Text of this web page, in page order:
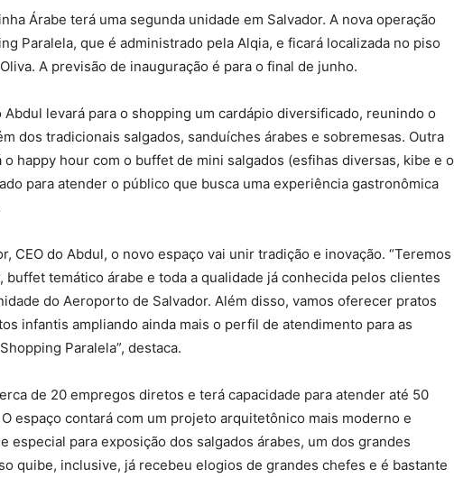
Árabe terá uma segunda unidade em Salvador. A nova operação
Paralela, que é administrado pela Alqia, e ficará localizada no piso
A previsão de inauguração é para o final de junho.
levará para o shopping um cardápio diversificado, reunindo o
dos tradicionais salgados, sanduíches árabes e sobremesas. Outra
happy hour com o buffet de mini salgados (esfihas diversas, kibe e o
para atender o público que busca uma experiência gastronômica
CEO do Abdul, o novo espaço vai unir tradição e inovação. “Teremos
buffet temático árabe e toda a qualidade já conhecida pelos clientes
do Aeroporto de Salvador. Além disso, vamos oferecer pratos
infantis ampliando ainda mais o perfil de atendimento para as
Paralela”, destaca.
de 20 empregos diretos e terá capacidade para atender até 50
espaço contará com um projeto arquitetônico mais moderno e
especial para exposição dos salgados árabes, um dos grandes
quibe, inclusive, já recebeu elogios de grandes chefes e é bastante